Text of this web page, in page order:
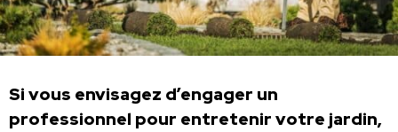
Si vous envisagez d’engager un
professionnel pour entretenir votre jardin,